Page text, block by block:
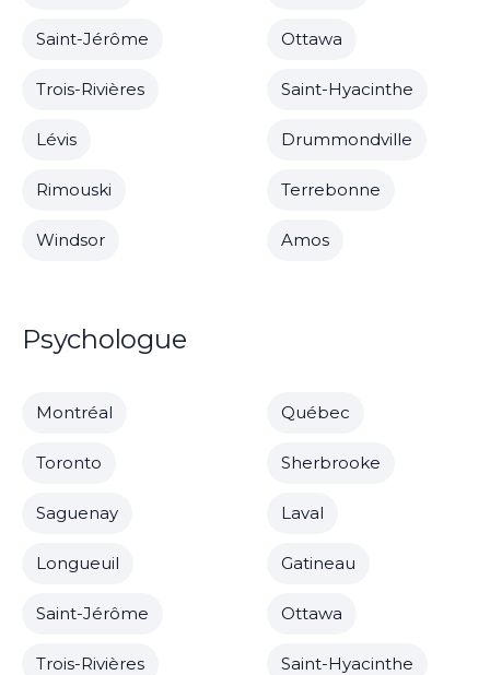
Saint-Jérôme Ottawa
Trois-Rivières Saint-Hyacinthe
Lévis Drummondville
Rimouski Terrebonne
Windsor Amos
Psychologue
Montréal Québec
Toronto Sherbrooke
Saguenay Laval
Longueuil Gatineau
Saint-Jérôme Ottawa
Trois-Rivières Saint-Hyacinthe